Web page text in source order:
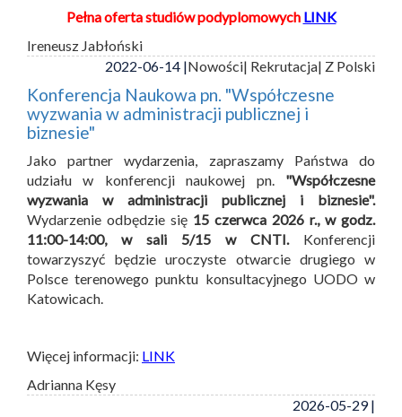
Pełna oferta studiów podyplomowych LINK
Ireneusz Jabłoński
2022-06-14 |Nowości| Rekrutacja| Z Polski
Konferencja Naukowa pn. "Współczesne
wyzwania w administracji publicznej i
biznesie"
Jako partner wydarzenia, zapraszamy Państwa do
udziału w konferencji naukowej pn. "Współczesne
wyzwania w administracji publicznej i biznesie".
Wydarzenie odbędzie się 15 czerwca 2026 r., w godz.
11:00-14:00, w sali 5/15 w CNTI. Konferencji
towarzyszyć będzie uroczyste otwarcie drugiego w
Polsce terenowego punktu konsultacyjnego UODO w
Katowicach.
Więcej informacji: LINK
Adrianna Kęsy
2026-05-29 |